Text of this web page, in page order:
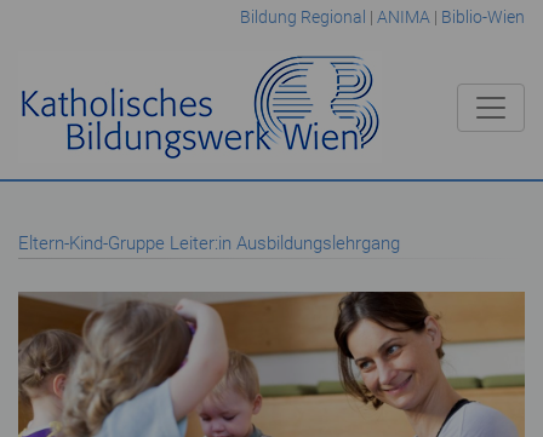
Bildung Regional | ANIMA | Biblio-Wien
Eltern-Kind-Gruppe Leiter:in Ausbildungslehrgang